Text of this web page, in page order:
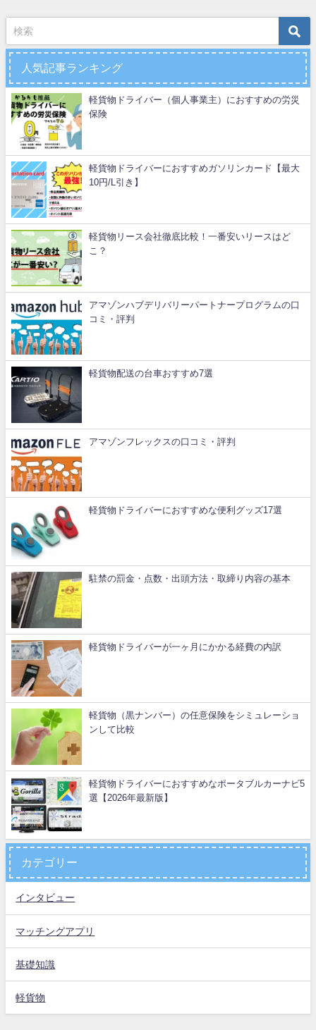
人気記事ランキング
軽貨物ドライバー（個人事業主）におすすめの労災
保険
軽貨物ドライバーにおすすめガソリンカード【最大
10円/L引き】
軽貨物リース会社徹底比較！一番安いリースはど
こ？
アマゾンハブデリバリーパートナープログラムの口
コミ・評判
軽貨物配送の台車おすすめ7選
アマゾンフレックスの口コミ・評判
軽貨物ドライバーにおすすめな便利グッズ17選
駐禁の罰金・点数・出頭方法・取締り内容の基本
軽貨物ドライバーが一ヶ月にかかる経費の内訳
軽貨物（黒ナンバー）の任意保険をシミュレーショ
ンして比較
軽貨物ドライバーにおすすめなポータブルカーナビ5
選【2026年最新版】
カテゴリー
インタビュー
マッチングアプリ
基礎知識
軽貨物